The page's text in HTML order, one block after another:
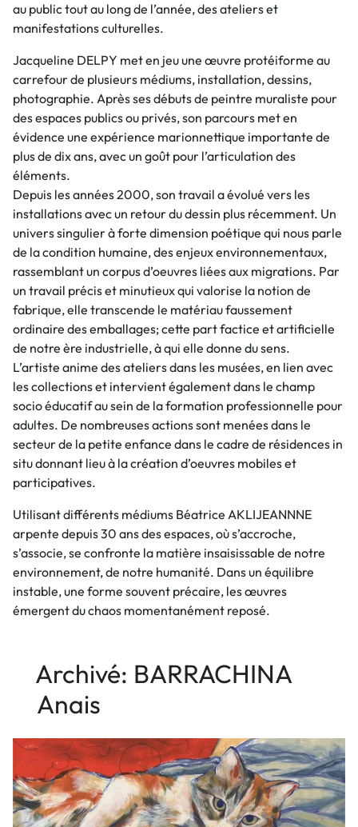
au public tout au long de l’année, des ateliers et
manifestations culturelles.
Jacqueline DELPY met en jeu une œuvre protéiforme au
carrefour de plusieurs médiums, installation, dessins,
photographie. Après ses débuts de peintre muraliste pour
des espaces publics ou privés, son parcours met en
évidence une expérience marionnettique importante de
plus de dix ans, avec un goût pour l’articulation des
éléments.
Depuis les années 2000, son travail a évolué vers les
installations avec un retour du dessin plus récemment. Un
univers singulier à forte dimension poétique qui nous parle
de la condition humaine, des enjeux environnementaux,
rassemblant un corpus d’oeuvres liées aux migrations. Par
un travail précis et minutieux qui valorise la notion de
fabrique, elle transcende le matériau faussement
ordinaire des emballages; cette part factice et artificielle
de notre ère industrielle, à qui elle donne du sens.
L’artiste anime des ateliers dans les musées, en lien avec
les collections et intervient également dans le champ
socio éducatif au sein de la formation professionnelle pour
adultes. De nombreuses actions sont menées dans le
secteur de la petite enfance dans le cadre de résidences in
situ donnant lieu à la création d’oeuvres mobiles et
participatives.
Utilisant différents médiums Béatrice AKLIJEANNNE
arpente depuis 30 ans des espaces, où s’accroche,
s’associe, se confronte la matière insaisissable de notre
environnement, de notre humanité. Dans un équilibre
instable, une forme souvent précaire, les œuvres
émergent du chaos momentanément reposé.
Archivé: BARRACHINA
Anais